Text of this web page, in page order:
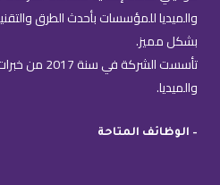
والميديا للمؤسسات بأحدث الطرق
بشكل مميز.
تأسست
والميديا.
– الوظائف المتاحة